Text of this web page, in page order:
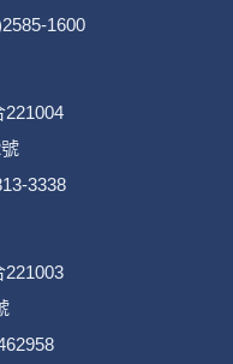
1600
3338